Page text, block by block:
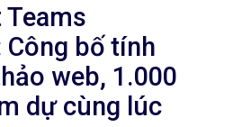
Công bố tính
web, 1.000
dự cùng lúc